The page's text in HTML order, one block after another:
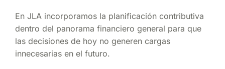
En JLA incorporamos la planificación contributiva
dentro del panorama financiero general para que
las decisiones de hoy no generen cargas
innecesarias en el futuro.